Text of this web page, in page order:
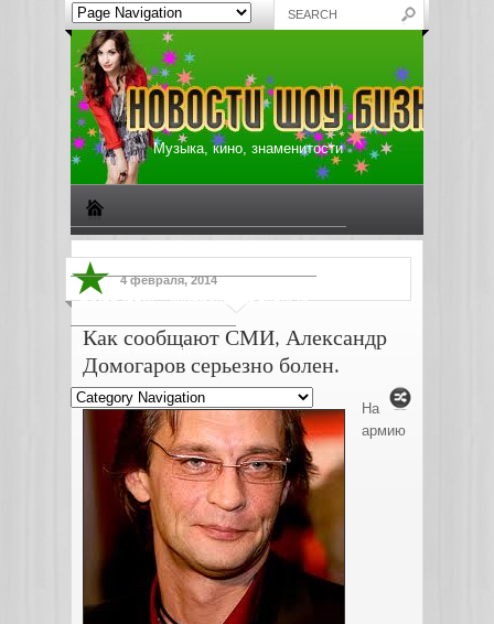
Музыка, кино, знаменитости
Жизнь звезд Музыкальные новости
Новости киноиндустрии
4 февраля, 2014
Как сообщают СМИ, Александр
Домогаров серьезно болен.
На
армию